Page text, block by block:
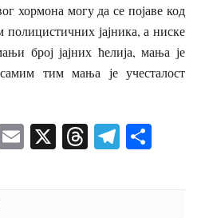
хормона могу да се појаве код
полицистичних јајника, а ниске
број јајних ћелија, мања је
тим мања је учесталост
Email
X Threads